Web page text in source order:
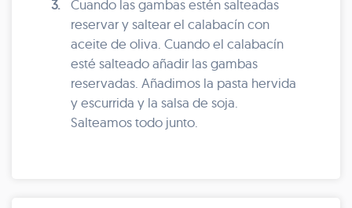
3.
Cuando las gambas estén salteadas
reservar y saltear el calabacín con
aceite de oliva. Cuando el calabacín
esté salteado añadir las gambas
reservadas. Añadimos la pasta hervida
y escurrida y la salsa de soja.
Salteamos todo junto.